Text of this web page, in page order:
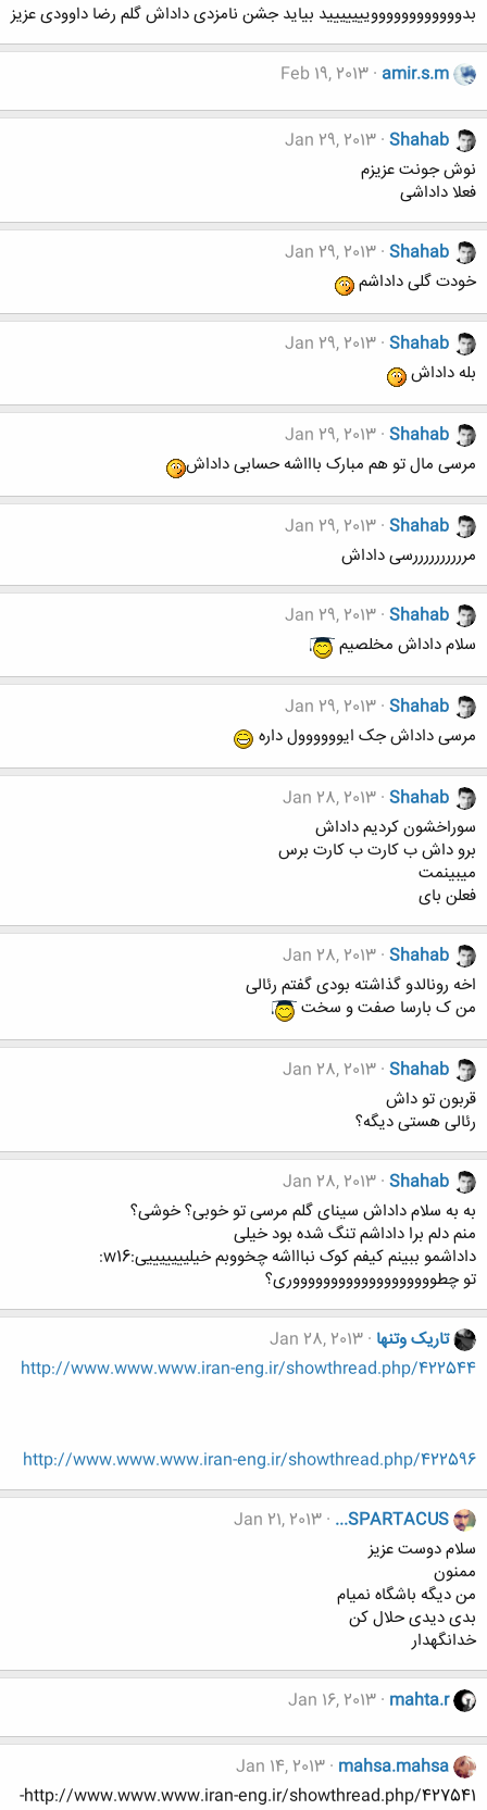
بدووووووووووووییییییید بیاید جشن نامزدی داداش گلم رضا داوودی عزیز
amir.s.m
Feb 19, 2013
Shahab
Jan 29, 2013
نوش جونت عزیزم
فعلا داداشی
Shahab
Jan 29, 2013
خودت گلی داداشم
Shahab
Jan 29, 2013
بله داداش
Shahab
Jan 29, 2013
مرسی مال تو هم مبارک باااشه حسابی داداش
Shahab
Jan 29, 2013
مررررررررررسی داداش
Shahab
Jan 29, 2013
سلام داداش مخلصیم
Shahab
Jan 29, 2013
مرسی داداش جک ایوووووول داره
Shahab
Jan 28, 2013
سوراخشون کردیم داداش
برو داش ب کارت ب کارت برس
میبینمت
فعلن بای
Shahab
Jan 28, 2013
اخه رونالدو گذاشته بودی گفتم رئالی
من ک بارسا صفت و سخت
Shahab
Jan 28, 2013
قربون تو داش
رئالی هستی دیگه؟
Shahab
Jan 28, 2013
به به سلام داداش سینای گلم مرسی تو خوبی؟ خوشی؟
منم دلم برا داداشم تنگ شده بود خیلی
داداشمو ببینم کیفم کوک نباااشه چخووبم خیلیییییییی:w16:
تو چطوووووووووووووووووووری؟
تاریک وتنها Jan 28, 2013
http://www.www.www.iran-eng.ir/showthread.php/422544
http://www.www.www.iran-eng.ir/showthread.php/422596
...SPARTACUS
Jan 21, 2013
سلام دوست عزیز
ممنون
من دیگه باشگاه نمیام
بدی دیدی حلال کن
خدانگهدار
mahta.r
Jan 16, 2013
mahsa.mahsa
Jan 14, 2013
http://www.www.www.iran-eng.ir/showthread.php/427541-